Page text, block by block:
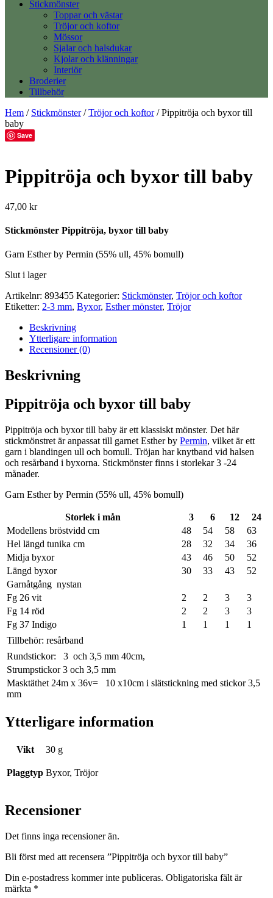
Stickmönster
Toppar och västar
Tröjor och koftor
Mössor
Sjalar och halsdukar
Kjolar och klänningar
Interiör
Broderier
Tillbehör
Hem / Stickmönster/Tröjor och koftor/ Pippitröja och byxor till
baby
Save
Pippitröja och byxor till baby
47,00 kr
Stickmönster Pippitröja, byxor till baby
Garn Esther by Permin (55% ull, 45% bomull)
Slut i lager
Artikelnr: 893455 Kategorier: Stickmönster, Tröjor och koftor
Etiketter: 2-3 mm, Byxor, Esther mönster, Tröjor
Beskrivning
Ytterligare information
Recensioner (0)
Beskrivning
Pippitröja och byxor till baby
Pippitröja och byxor till baby är ett klassiskt mönster. Det här
stickmönstret är anpassat till garnet Esther by Permin, vilket är ett
garn i blandingen ull och bomull. Tröjan har knytband vid halsen
och resårband i byxorna. Stickmönster finns i storlekar 3 -24
månader.
Garn Esther by Permin (55% ull, 45% bomull)
Storlek i mån 3 6 12
24
Modellens bröstvidd cm
48 54 58
63
Hel längd tunika cm
28 32 34
36
Midja byxor
43 46 50
52
Längd byxor
30 33 43
52
Garnåtgång nystan
Fg 26 vit
2 2 3
3
Fg 14 röd
2 2 3
3
Fg 37 Indigo
1 1 1
1
Tillbehör: resårband
Rundstickor: 3 och 3,5 mm 40cm,
Strumpstickor 3 och 3,5 mm
Masktäthet 24m x 36v= 10 x10cm i slätstickning med stickor 3,5
mm
Ytterligare information
Vikt 30 g
Plaggtyp Byxor, Tröjor
Recensioner
Det finns inga recensioner än.
Bli först med att recensera ”Pippitröja och byxor till baby”
Din e-postadress kommer inte publiceras. Obligatoriska fält är
märkta *